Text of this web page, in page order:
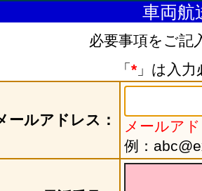
車両航
必要事項をご記
「 *」は入力
ールアドレス：
メールア
例：